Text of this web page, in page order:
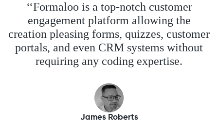
‘‘Formaloo is a top-notch customer
engagement platform allowing the
creation pleasing forms, quizzes, customer
portals, and even CRM systems without
requiring any coding expertise.
James Roberts